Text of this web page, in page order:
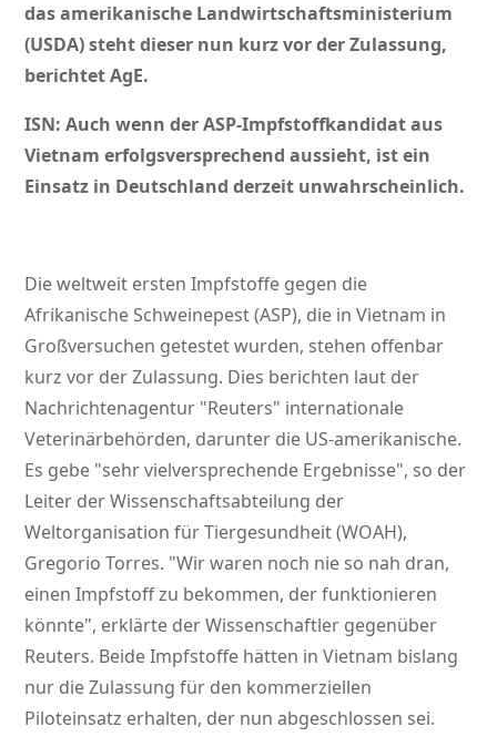
das amerikanische Landwirtschaftsministerium
(USDA) steht dieser nun kurz vor der Zulassung,
berichtet AgE.
ISN: Auch wenn der ASP-Impfstoffkandidat aus
Vietnam erfolgsversprechend aussieht, ist ein
Einsatz in Deutschland derzeit unwahrscheinlich.
Die weltweit ersten Impfstoffe gegen die
Afrikanische Schweinepest (ASP), die in Vietnam in
Großversuchen getestet wurden, stehen offenbar
kurz vor der Zulassung. Dies berichten laut der
Nachrichtenagentur Reuters internationale
Veterinärbehörden, darunter die US-amerikanische.
Es gebe sehr vielversprechende Ergebnisse , so der
Leiter der Wissenschaftsabteilung der
Weltorganisation für Tiergesundheit (WOAH),
Gregorio Torres. Wir waren noch nie so nah dran,
einen Impfstoff zu bekommen, der funktionieren
könnte , erklärte der Wissenschaftler gegenüber
Reuters. Beide Impfstoffe hätten in Vietnam bislang
nur die Zulassung für den kommerziellen
Piloteinsatz erhalten, der nun abgeschlossen sei.